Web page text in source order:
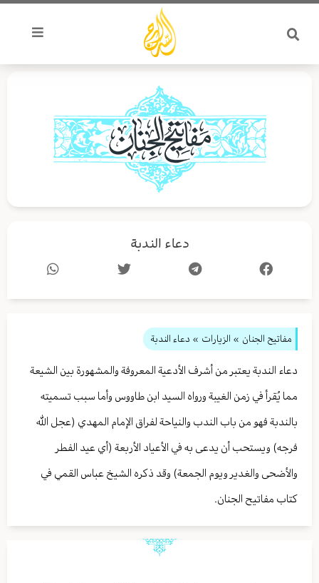
تخطي
المحتوى
دعاء الندبة
مفاتيح الجنان » الزيارات » دعاء الندبة
دعاء الندبة يعتبر من أشرف الأدعية المعروفة والمشهورة بين الشيعة
مما يُقرأ في زمن الغيبة ورواه السيد ابن طاووس وأما سبب تسميته
بالندبة فهو من باب الندب والنياحة لفراق الإمام المهدي (عجل الله
فرجه) ويستحب أن يدعى به في الأعياد الأربعة (أي عيد الفطر
والأضحى والغدير ويوم الجمعة) وقد ذكره الشيخ عباس القمي في
كتاب مفاتيح الجنان.